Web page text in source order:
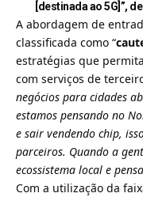
[destinada ao 5G]”,
A abordagem de
classificada como “
estratégias que
com serviços de
negócios para cidades
estamos pensando no
e sair vendendo chip,
parceiros. Quando a
ecossistema local e
Com a utilização da